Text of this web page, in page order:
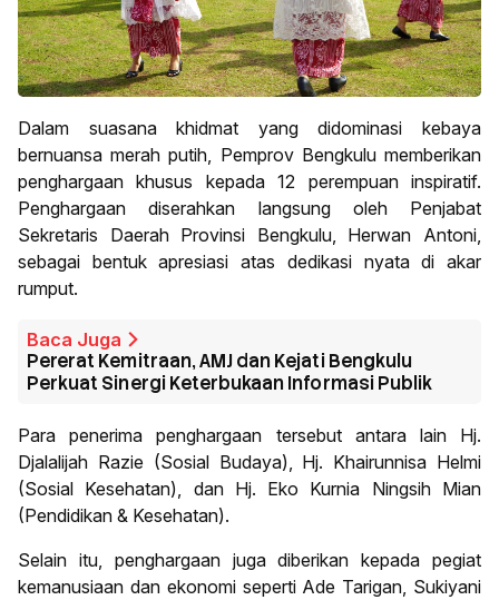
Dalam suasana khidmat yang didominasi kebaya
bernuansa merah putih, Pemprov Bengkulu memberikan
penghargaan khusus kepada 12 perempuan inspiratif.
Penghargaan diserahkan langsung oleh Penjabat
Sekretaris Daerah Provinsi Bengkulu, Herwan Antoni,
sebagai bentuk apresiasi atas dedikasi nyata di akar
rumput.
Baca Juga
Pererat Kemitraan, AMJ dan Kejati Bengkulu
Perkuat Sinergi Keterbukaan Informasi Publik
Para penerima penghargaan tersebut antara lain Hj.
Djalalijah Razie (Sosial Budaya), Hj. Khairunnisa Helmi
(Sosial Kesehatan), dan Hj. Eko Kurnia Ningsih Mian
(Pendidikan & Kesehatan).
Selain itu, penghargaan juga diberikan kepada pegiat
kemanusiaan dan ekonomi seperti Ade Tarigan, Sukiyani